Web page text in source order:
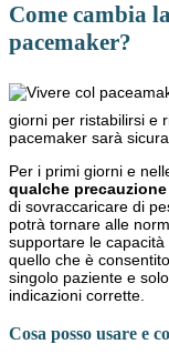
Come cambia
pacemaker?
giorni per ristabilirsi e
pacemaker sarà
Per i primi giorni e
qualche precauzione
di sovraccaricare di
potrà tornare alle
supportare le
quello che è
singolo paziente e
indicazioni corrette.
Cosa posso usare e